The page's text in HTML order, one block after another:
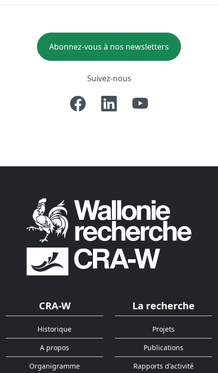
Abonnez-vous à nos newsletters
Suivez-nous
CRA-W
Historique
A propos
Organigramme
La recherche
Projets
Publications
Rapports d'activité